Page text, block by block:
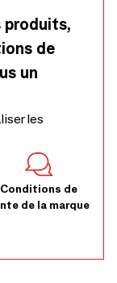
produits,
de
un
les
Conditions de
de la marque